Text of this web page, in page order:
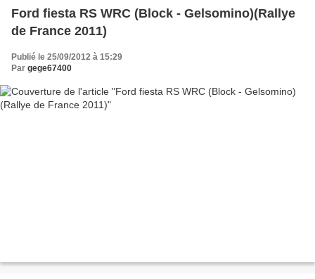
Ford fiesta RS WRC (Block - Gelsomino)(Rallye
de France 2011)
Publié le 25/09/2012 à 15:29
Par gege67400